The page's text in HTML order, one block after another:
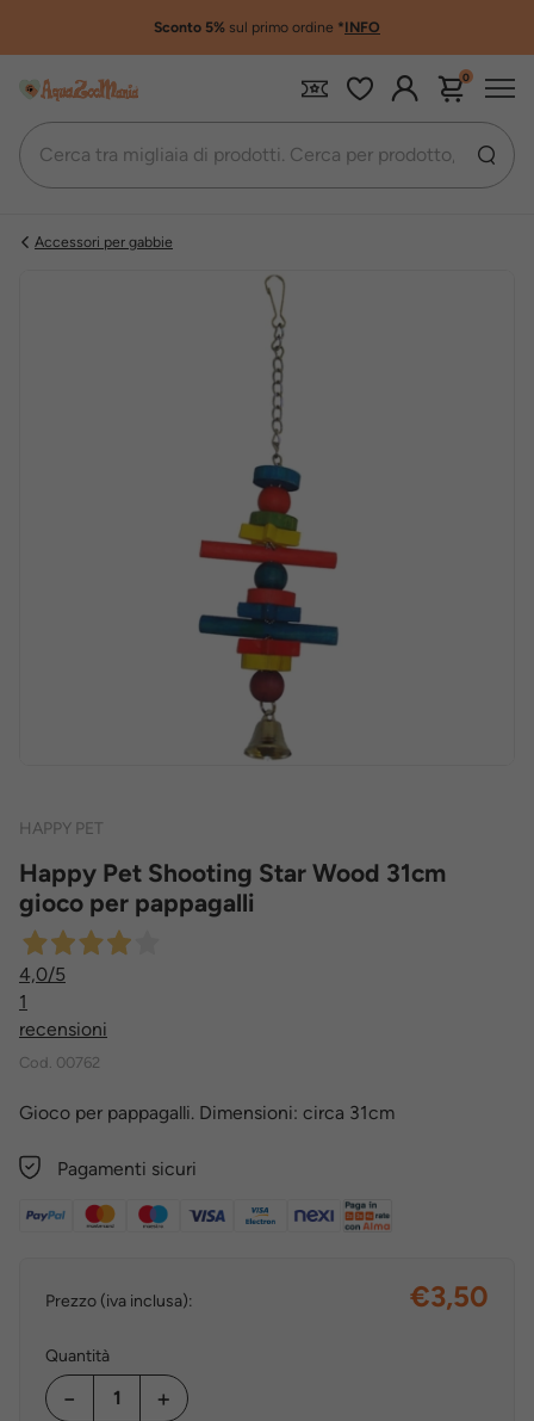
Sconto 5% sul primo ordine *INFO
0
Accessori per gabbie
HAPPY PET
Happy Pet Shooting Star Wood 31cm
gioco per pappagalli
4,0/5
1
recensioni
Cod. 00762
Gioco per pappagalli. Dimensioni: circa 31cm
Pagamenti sicuri
Prezzo (iva inclusa): €3,50
Quantità
− +